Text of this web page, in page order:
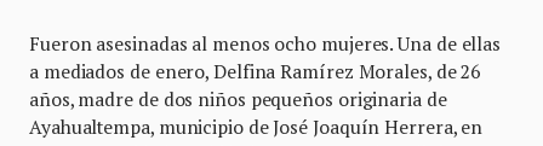
Fueron asesinadas al menos ocho mujeres. Una de ellas
a mediados de enero, Delfina Ramírez Morales, de 26
años, madre de dos niños pequeños originaria de
Ayahualtempa, municipio de José Joaquín Herrera, en